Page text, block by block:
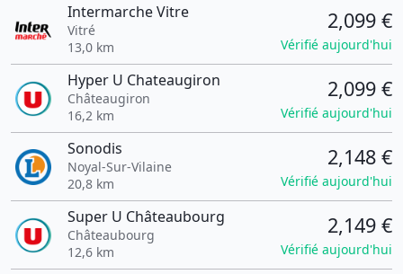
Intermarche Vitre
Vitré
13,0 km
2,099 €
Vérifié aujourd'hui
Hyper U Chateaugiron
Châteaugiron
16,2 km
2,099 €
Vérifié aujourd'hui
Sonodis
Noyal-Sur-Vilaine
20,8 km
2,148 €
Vérifié aujourd'hui
Super U Châteaubourg
Châteaubourg
12,6 km
2,149 €
Vérifié aujourd'hui